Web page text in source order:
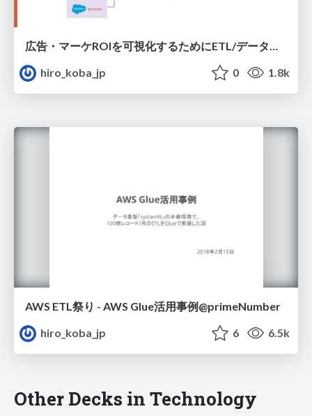
広告・マーケROIを可視化するためにETL/データ整備した話
hiro_koba_jp
0 1.8k
AWS ETL祭り - AWS Glue活用事例@primeNumber
hiro_koba_jp
6 6.5k
Other Decks in Technology